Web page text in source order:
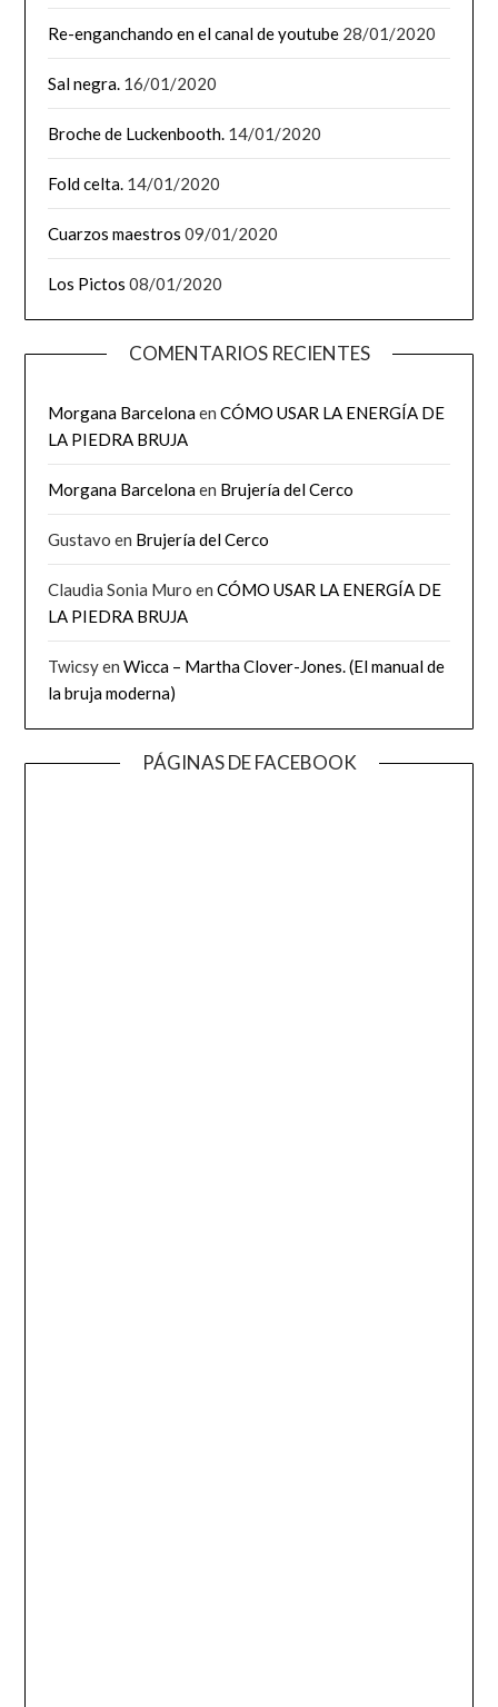
Re-enganchando en el canal de youtube 28/01/2020
Sal negra. 16/01/2020
Broche de Luckenbooth. 14/01/2020
Fold celta. 14/01/2020
Cuarzos maestros 09/01/2020
Los Pictos 08/01/2020
COMENTARIOS RECIENTES
Morgana BarcelonaenCÓMO USAR LA ENERGÍA DE
LA PIEDRA BRUJA
Morgana Barcelonaen Brujería del Cerco
Gustavo en Brujería del Cerco
Claudia Sonia Muro enCÓMO USAR LA ENERGÍA DE
LA PIEDRA BRUJA
TwicsyenWicca – Martha Clover-Jones. (El manual de
la bruja moderna)
PÁGINAS DE FACEBOOK